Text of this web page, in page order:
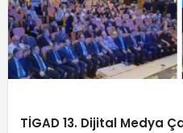
TİGAD 13. Dijital Medya